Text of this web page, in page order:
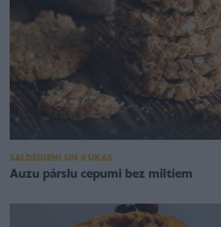
SALDĒDIENI UN KŪKAS
Auzu pārslu cepumi bez miltiem